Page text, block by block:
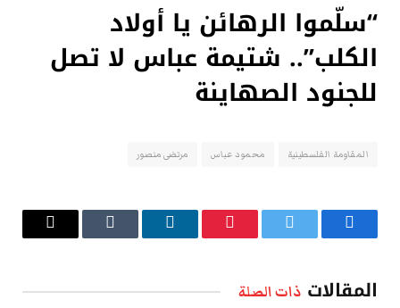
“سلّموا الرهائن يا أولاد
الكلب”.. شتيمة عباس لا تصل
للجنود الصهاينة
المقاومة الفلسطينية محمود عباس مرتضى منصور
فيسبوك تويتر بينتيريستلينكدإن Tumblr
البريد
المقالات ذات الصلة